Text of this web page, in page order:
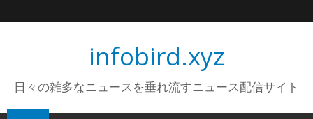
infobird.xyz
日々の雑多なニュースを垂れ流すニュース配信サイト